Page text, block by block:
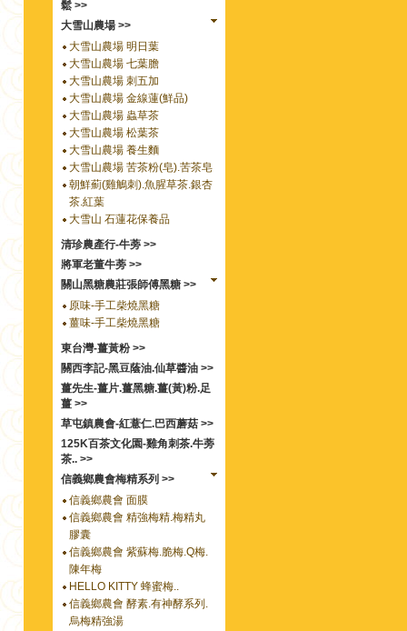
鬆 >>
大雪山農場 >>
大雪山農場 明日葉
大雪山農場 七葉膽
大雪山農場 刺五加
大雪山農場 金線蓮(鮮品)
大雪山農場 蟲草茶
大雪山農場 松葉茶
大雪山農場 養生麵
大雪山農場 苦茶粉(皂).苦茶皂
朝鮮薊(雞鵤刺).魚腥草茶.銀杏
茶.紅葉
大雪山 石蓮花保養品
清珍農產行-牛蒡 >>
將軍老董牛蒡 >>
關山黑糖農莊張師傅黑糖 >>
原味-手工柴燒黑糖
薑味-手工柴燒黑糖
東台灣-薑黃粉 >>
關西李記-黑豆蔭油.仙草醬油 >>
薑先生-薑片.薑黑糖.薑(黃)粉.足
薑 >>
草屯鎮農會-紅薏仁.巴西蘑菇 >>
125K百茶文化園-雞角刺茶.牛蒡
茶.. >>
信義鄉農會梅精系列 >>
信義鄉農會 面膜
信義鄉農會 精強梅精.梅精丸
膠囊
信義鄉農會 紫蘇梅.脆梅.Q梅.
陳年梅
HELLO KITTY 蜂蜜梅..
信義鄉農會 酵素.有神酵系列.
烏梅精強湯